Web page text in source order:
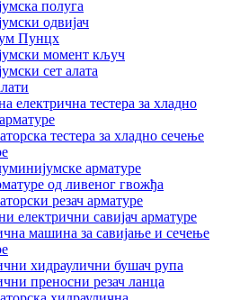
полуга
одвијач
Пунцх
момент кључ
сет алата
електрична тестера за хладно
тестера за хладно сечење
арматуре
од ливеног гвожђа
резач арматуре
електрични савијач арматуре
машина за савијање и сечење
хидраулични бушач рупа
преносни резач ланца